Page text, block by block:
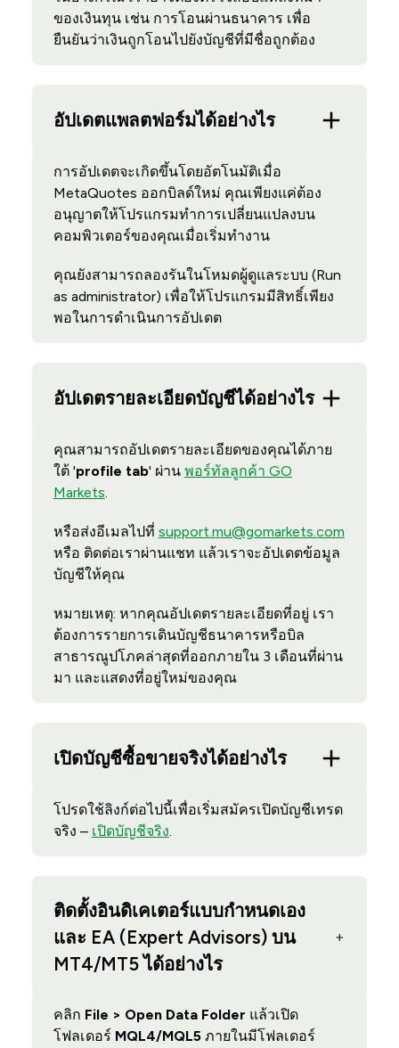
ของเงินทุน เช่น การโอนผ่านธนาคาร เพื่อ
ยืนยันว่าเงินถูกโอนไปยังบัญชีที่มีชื่อถูกต้อง
อัปเดตแพลตฟอร์มได้อย่างไร
การอัปเดตจะเกิดขึ้นโดยอัตโนมัติเมื่อ
MetaQuotes ออกบิลด์ใหม่ คุณเพียงแค่ต้อง
อนุญาตให้โปรแกรมทำการเปลี่ยนแปลงบน
คอมพิวเตอร์ของคุณเมื่อเริ่มทำงาน
คุณยังสามารถลองรันในโหมดผู้ดูแลระบบ (Run
as administrator) เพื่อให้โปรแกรมมีสิทธิ์เพียง
พอในการดำเนินการอัปเดต
อัปเดตรายละเอียดบัญชีได้อย่างไร
คุณสามารถอัปเดตรายละเอียดของคุณได้ภาย
ใต้ 'profile tab' ผ่าน พอร์ทัลลูกค้า GO
Markets.
หรือส่งอีเมลไปที่ support.mu@gomarkets.com
หรือ ติดต่อเราผ่านแชท แล้วเราจะอัปเดตข้อมูล
บัญชีให้คุณ
หมายเหตุ: หากคุณอัปเดตรายละเอียดที่อยู่ เรา
ต้องการรายการเดินบัญชีธนาคารหรือบิล
สาธารณูปโภคล่าสุดที่ออกภายใน 3 เดือนที่ผ่าน
มา และแสดงที่อยู่ใหม่ของคุณ
เปิดบัญชีซื้อขายจริงได้อย่างไร
โปรดใช้ลิงก์ต่อไปนี้เพื่อเริ่มสมัครเปิดบัญชีเทรด
จริง – เปิดบัญชีจริง.
ติดตั้งอินดิเคเตอร์แบบกำหนดเอง
และ EA (Expert Advisors) บน
MT4/MT5 ได้อย่างไร
คลิก File > Open Data Folder แล้วเปิด
โฟลเดอร์ MQL4/MQL5ภายในมีโฟลเดอร์